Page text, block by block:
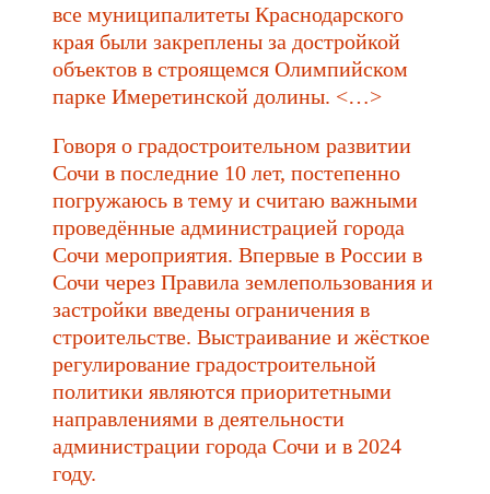
все муниципалитеты Краснодарского
края были закреплены за достройкой
объектов в строящемся Олимпийском
парке Имеретинской долины. <…>
Говоря о градостроительном развитии
Сочи в последние 10 лет, постепенно
погружаюсь в тему и считаю важными
проведённые администрацией города
Сочи мероприятия. Впервые в России в
Сочи через Правила землепользования и
застройки введены ограничения в
строительстве. Выстраивание и жёсткое
регулирование градостроительной
политики являются приоритетными
направлениями в деятельности
администрации города Сочи и в 2024
году.